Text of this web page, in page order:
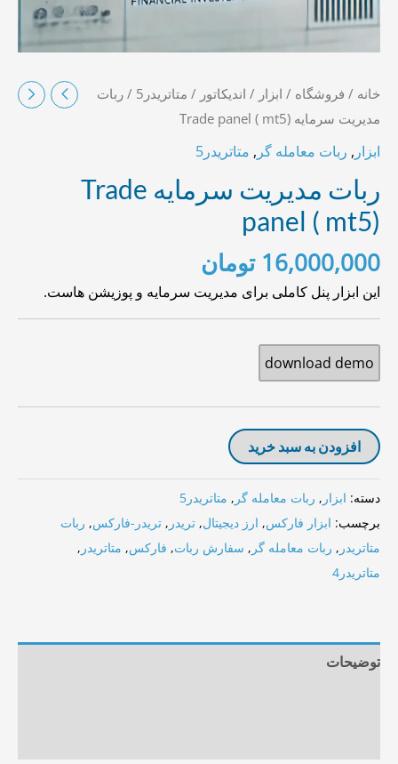
خانه / فروشگاه / ابزار / اندیکاتور / متاتریدر5
/ ربات
مدیریت سرمایه Trade panel ( mt5)
ابزار , ربات معامله گر , متاتریدر5
ربات مدیریت سرمایه Trade
panel ( mt5)
16,000,000 تومان
این ابزار پنل کاملی برای مدیریت سرمایه و پوزیشن هاست.
download demo
افزودن به سبد خرید
دسته: ابزار , ربات معامله گر , متاتریدر5
برچسب: ابزار فارکس, ارز دیجیتال, تریدر , تریدر-فارکس, ربات
متاتریدر , ربات معامله گر , سفارش ربات, فارکس, متاتریدر ,
متاتریدر4
توضیحات